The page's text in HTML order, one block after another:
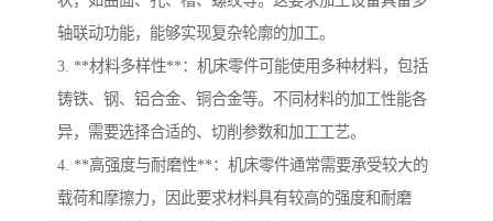
轴联动功能，能够实现复杂轮廓的加工。
3. **材料多样性**：机床零件可能使用多种材料，包括
铸铁、钢、铝合金、铜合金等。不同材料的加工性能各
异，需要选择合适的、切削参数和加工工艺。
4. **高强度与耐磨性**：机床零件通常需要承受较大的
载荷和摩擦力，因此要求材料具有较高的强度和耐磨